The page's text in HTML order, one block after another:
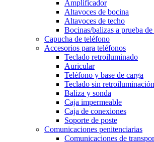
Amplificador
Altavoces de bocina
Altavoces de techo
Bocinas/balizas a prueba
Capucha de teléfono
Accesorios para teléfonos
Teclado retroiluminado
Auricular
Teléfono y base de carga
Teclado sin retroiluminación
Baliza y sonda
Caja impermeable
Caja de conexiones
Soporte de poste
Comunicaciones penitenciarias
Comunicaciones de